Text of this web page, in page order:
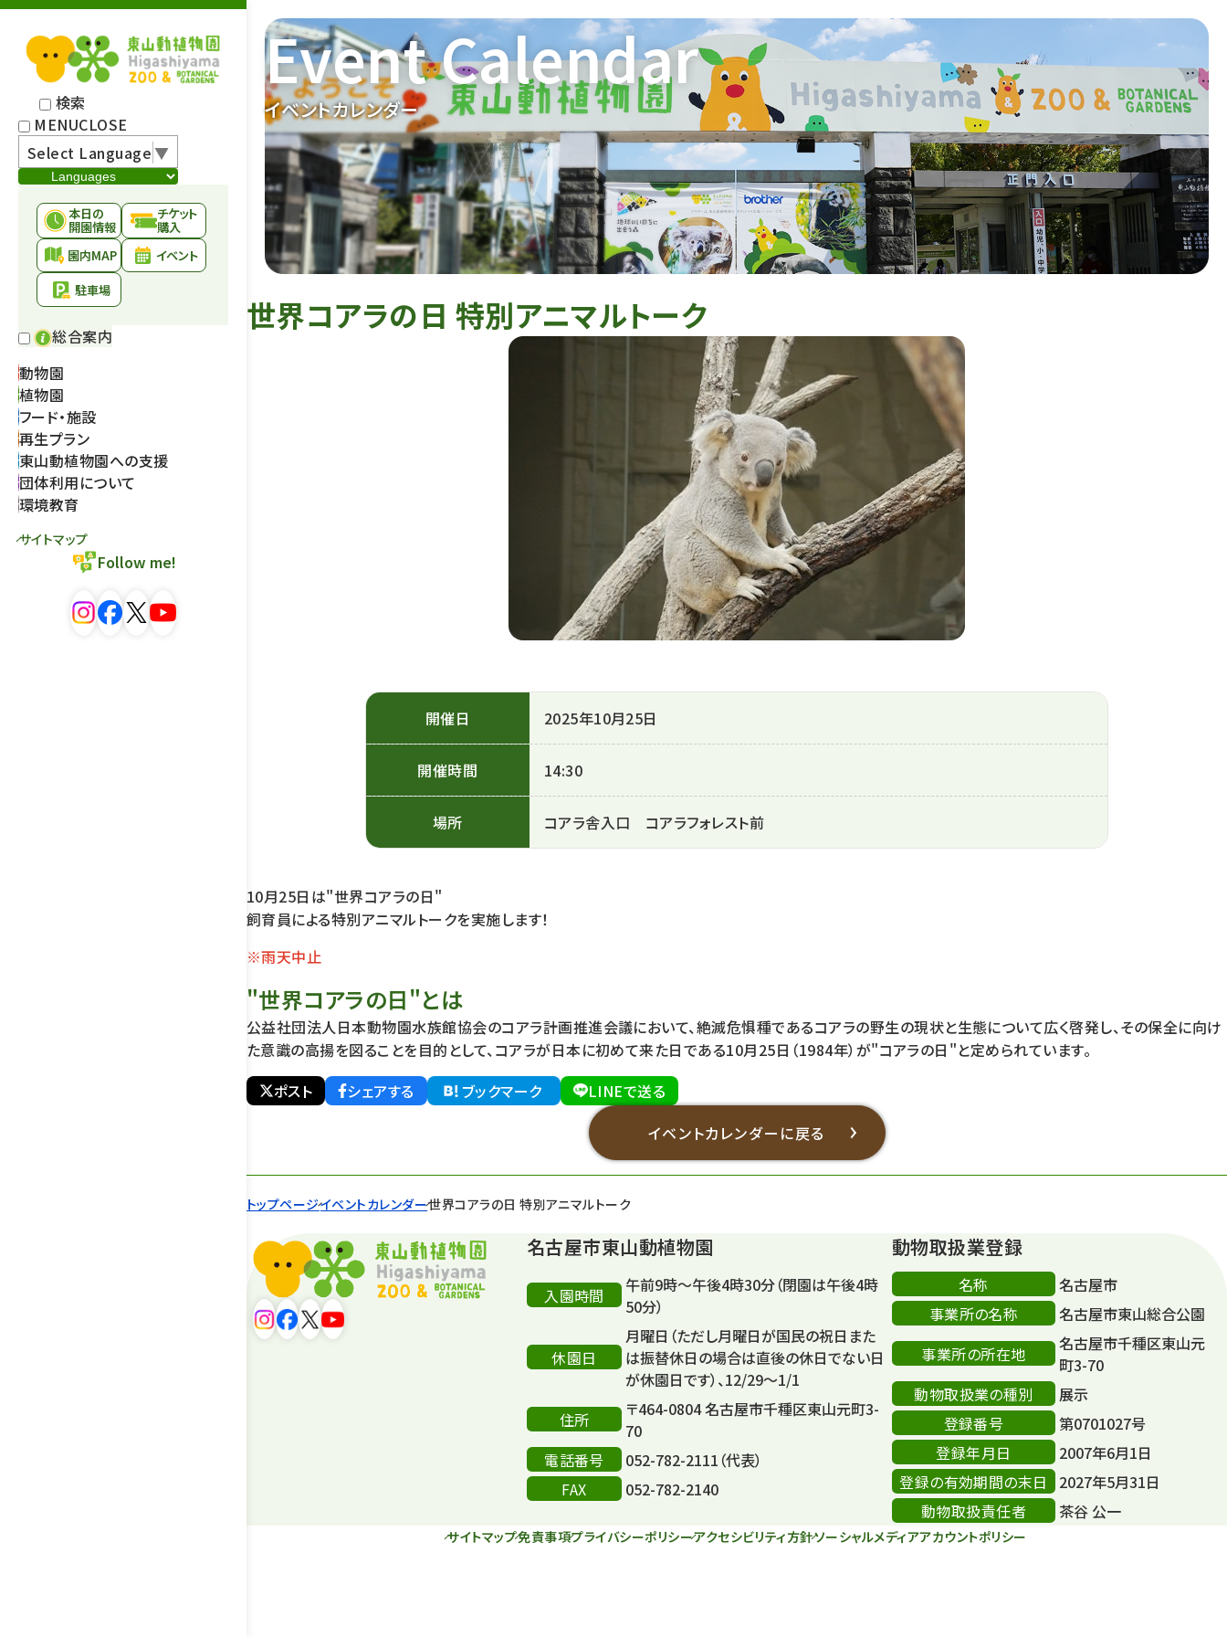
検索
MENUCLOSE
Select Language▼
本日の
開園情報
チケット
購入
園内MAP
イベント
駐車場
総合案内
動物園
植物園
フード・施設
再生プラン
東山動植物園への支援
団体利用について
環境教育
サイトマップ
Follow me!
イベントカレンダー
Event Calendar
トップページイベントカレンダー世界コアラの日 特別アニマルトーク
世界コアラの日 特別アニマルトーク
開催日 2025年10月25日
開催時間 14:30
場所 コアラ舎入口 コアラフォレスト前
10月25日は"世界コアラの日"
飼育員による特別アニマルトークを実施します！
※雨天中止
"世界コアラの日"とは
公益社団法人日本動物園水族館協会のコアラ計画推進会議において、絶滅危惧種であるコアラの野生の現状と生態について広く啓発し、その保全に向け
た意識の高揚を図ることを目的として、コアラが日本に初めて来た日である10月25日（1984年）が"コアラの日"と定められています。
ポスト
シェアする ブックマーク
LINEで送る
イベントカレンダーに戻る
名古屋市東山動植物園
入園時間
午前9時～午後4時30分（閉園は午後4時
50分）
休園日
月曜日（ただし月曜日が国民の祝日また
は振替休日の場合は直後の休日でない日
が休園日です）、12/29～1/1
住所
〒464-0804 名古屋市千種区東山元町3-
70
電話番号
052-782-2111（代表）
FAX
052-782-2140
動物取扱業登録
名称
名古屋市
事業所の名称
名古屋市東山総合公園
事業所の所在地
名古屋市千種区東山元
町3-70
動物取扱業の種別
展示
登録番号
第0701027号
登録年月日
2007年6月1日
登録の有効期間の末日
2027年5月31日
動物取扱責任者
茶谷 公一
サイトマップ免責事項プライバシーポリシーアクセシビリティ方針ソーシャルメディアアカウントポリシー